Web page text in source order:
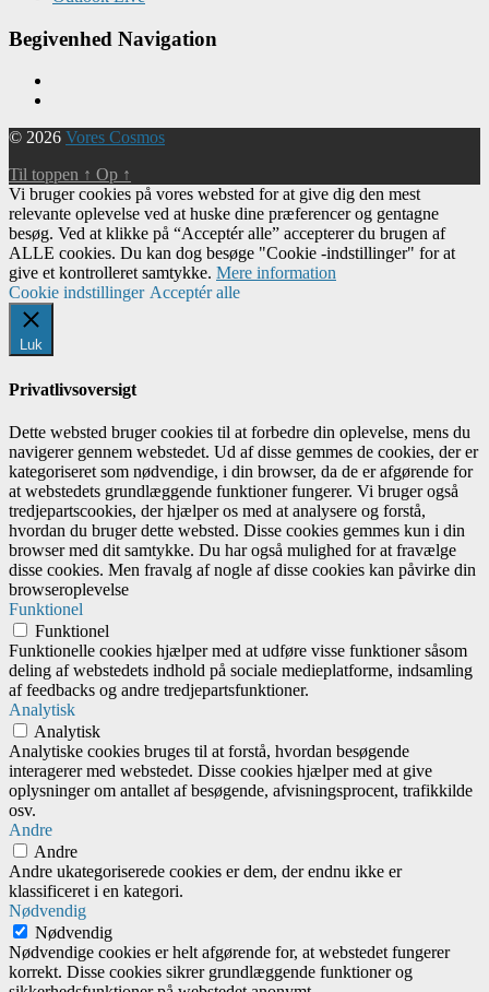
Begivenhed Navigation
© 2026 Vores Cosmos
Til toppen ↑ Op ↑
Vi bruger cookies på vores websted for at give dig den mest
relevante oplevelse ved at huske dine præferencer og gentagne
besøg. Ved at klikke på “Acceptér alle” accepterer du brugen af ​​
ALLE cookies. Du kan dog besøge "Cookie -indstillinger" for at
give et kontrolleret samtykke. Mere information
Cookie indstillinger Acceptér alle
Luk
Privatlivsoversigt
Dette websted bruger cookies til at forbedre din oplevelse, mens du
navigerer gennem webstedet. Ud af disse gemmes de cookies, der er
kategoriseret som nødvendige, i din browser, da de er afgørende for
at webstedets grundlæggende funktioner fungerer. Vi bruger også
tredjepartscookies, der hjælper os med at analysere og forstå,
hvordan du bruger dette websted. Disse cookies gemmes kun i din
browser med dit samtykke. Du har også mulighed for at fravælge
disse cookies. Men fravalg af nogle af disse cookies kan påvirke din
browseroplevelse
Funktionel
Funktionel
Funktionelle cookies hjælper med at udføre visse funktioner såsom
deling af webstedets indhold på sociale medieplatforme, indsamling
af feedbacks og andre tredjepartsfunktioner.
Analytisk
Analytisk
Analytiske cookies bruges til at forstå, hvordan besøgende
interagerer med webstedet. Disse cookies hjælper med at give
oplysninger om antallet af besøgende, afvisningsprocent, trafikkilde
osv.
Andre
Andre
Andre ukategoriserede cookies er dem, der endnu ikke er
klassificeret i en kategori.
Nødvendig
Nødvendig
Nødvendige cookies er helt afgørende for, at webstedet fungerer
korrekt. Disse cookies sikrer grundlæggende funktioner og